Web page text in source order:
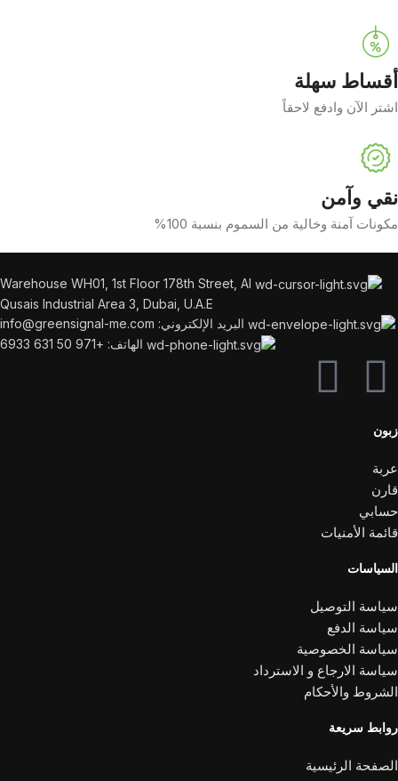
أقساط سهلة
اشتر الآن وادفع لاحقاً
نقي وآمن
مكونات آمنة وخالية من السموم بنسبة 100%
Warehouse WH01, 1st Floor 178th Street, Al
Qusais Industrial Area 3, Dubai, U.A.E
البريد الإلكتروني: info@greensignal-me.com
الهاتف: +971 50 631 6933
زبون
عربة
قارن
حسابي
قائمة الأمنيات
السياسات
سياسة التوصيل
سياسة الدفع
سياسة الخصوصية
سياسة الارجاع و الاسترداد
الشروط والأحكام
روابط سريعة
الصفحة الرئيسية